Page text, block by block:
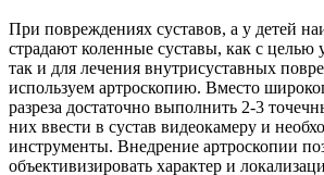
При повреждениях суставов, а у детей
страдают коленные суставы, как с целью
так и для лечения внутрисуставных
используем артроскопию. Вместо
разреза достаточно выполнить 2-3
них ввести в сустав видеокамеру и
инструменты. Внедрение артроскопии
объективизировать характер и